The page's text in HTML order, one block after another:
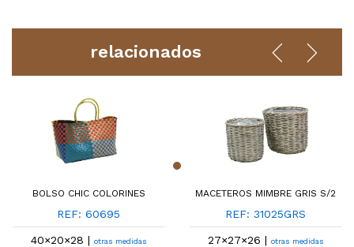
relacionados
BOLSO CHIC COLORINES
REF: 60695
40×20×28 | otras medidas
MACETEROS MIMBRE GRIS S/2
REF: 31025GRS
27×27×26 | otras medidas